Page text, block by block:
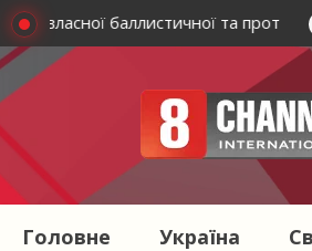
власної баллистичної та
Головне Україна